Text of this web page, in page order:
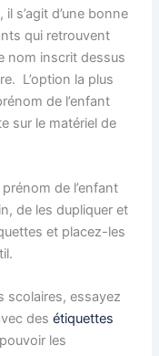
s’agit d’une bonne
qui retrouvent
nom inscrit dessus
L’option la plus
de l’enfant
sur le matériel de
de l’enfant
de les dupliquer et
et placez-les
scolaires, essayez
desétiquettes
les